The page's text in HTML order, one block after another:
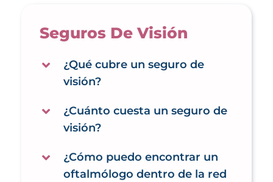
Seguros De Visión
¿Qué cubre un seguro de
visión?
¿Cuánto cuesta un seguro de
visión?
¿Cómo puedo encontrar un
oftalmólogo dentro de la red